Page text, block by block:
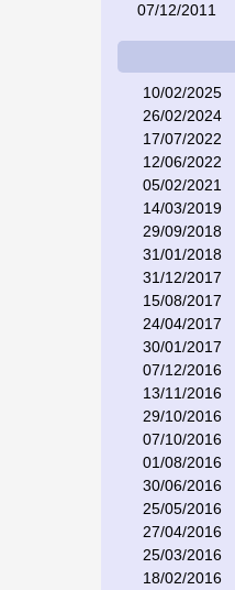
07/12/2011
10/02/2025
26/02/2024
17/07/2022
12/06/2022
05/02/2021
14/03/2019
29/09/2018
31/01/2018
31/12/2017
15/08/2017
24/04/2017
30/01/2017
07/12/2016
13/11/2016
29/10/2016
07/10/2016
01/08/2016
30/06/2016
25/05/2016
27/04/2016
25/03/2016
18/02/2016